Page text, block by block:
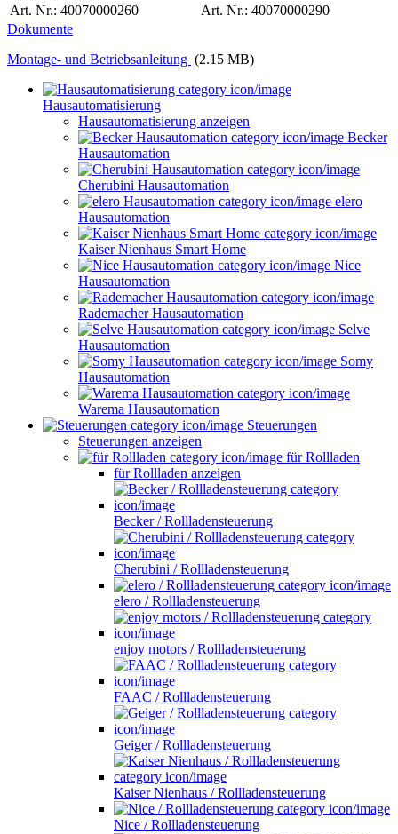
Art. Nr.: 40070000260
Art. Nr.: 40070000290
Dokumente
Montage- und Betriebsanleitung (2.15 MB)
Hausautomatisierung
Hausautomatisierung anzeigen
Becker
Hausautomation
Cherubini Hausautomation
elero
Hausautomation
Kaiser Nienhaus Smart Home
Nice
Hausautomation
Rademacher Hausautomation
Selve
Hausautomation
Somy
Hausautomation
Warema Hausautomation
Steuerungen
Steuerungen anzeigen
für Rollladen
für Rollladen anzeigen
Becker / Rollladensteuerung
Cherubini / Rollladensteuerung
elero / Rollladensteuerung
enjoy motors / Rollladensteuerung
FAAC / Rollladensteuerung
Geiger / Rollladensteuerung
Kaiser Nienhaus / Rollladensteuerung
Nice / Rollladensteuerung